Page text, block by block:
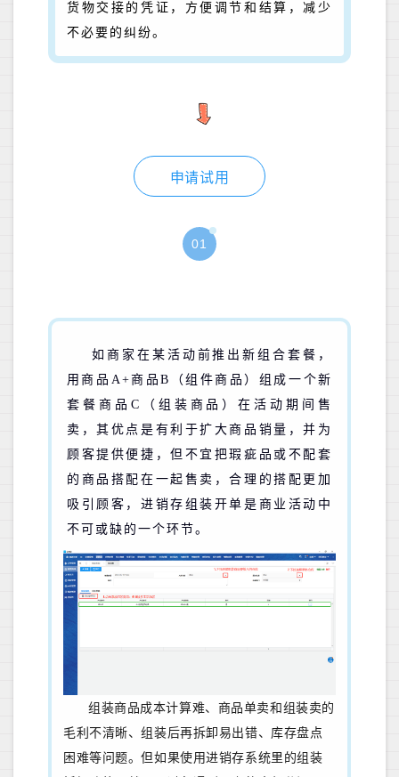
货物交接的凭证，方便调节和结算，减少
不必要的纠纷。
申请试用
01
如商家在某活动前推出新组合套餐，
用商品A+商品B（组件商品）组成一个新
套餐商品C（组装商品）在活动期间售
卖，其优点是有利于扩大商品销量，并为
顾客提供便捷，但不宜把瑕疵品或不配套
的商品搭配在一起售卖，合理的搭配更加
吸引顾客，进销存组装开单是商业活动中
不可或缺的一个环节。
组装商品成本计算难、商品单卖和组装卖的
毛利不清晰、组装后再拆卸易出错、库存盘点
困难等问题。但如果使用进销存系统里的组装